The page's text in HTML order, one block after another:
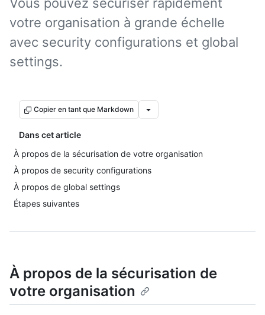
votre organisation à grande échelle
avec security configurations et global
settings.
Copier en tant que Markdown
Dans cet article
À propos de la sécurisation de votre organisation
À propos de security configurations
À propos de global settings
Étapes suivantes
À propos de la sécurisation de
votre organisation